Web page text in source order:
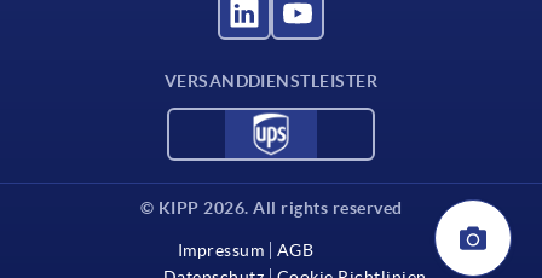
VERSANDDIENSTLEISTER
© KIPP 2026. All rights reserved
Impressum
AGB